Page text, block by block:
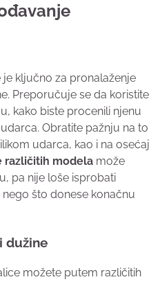
ključno za pronalaženje
Preporučuje se da koristite
kako biste procenili njenu
Obratite pažnju na to
udarca, kao i na osećaj
različitih modela može
pa nije loše isprobati
što donese konačnu
dužine
možete putem različitih